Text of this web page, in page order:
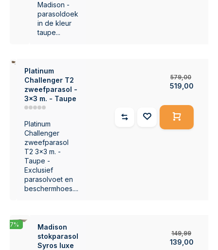
Madison -
parasoldoek
in de kleur
taupe...
Platinum
Challenger T2
zweefparasol -
3x3 m. - Taupe
Platinum
Challenger
zweefparasol
T2 3x3 m. -
Taupe -
Exclusief
parasolvoet en
beschermhoes....
579,00
519,00
-7%
Madison
stokparasol
Syros luxe
149,99
139,00